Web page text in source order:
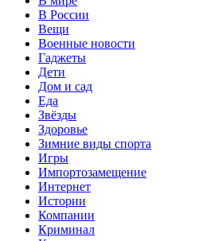
В России
Вещи
Военные новости
Гаджеты
Дети
Дом и сад
Еда
Звёзды
Здоровье
Зимние виды спорта
Игры
Импортозамещение
Интернет
Истории
Компании
Криминал